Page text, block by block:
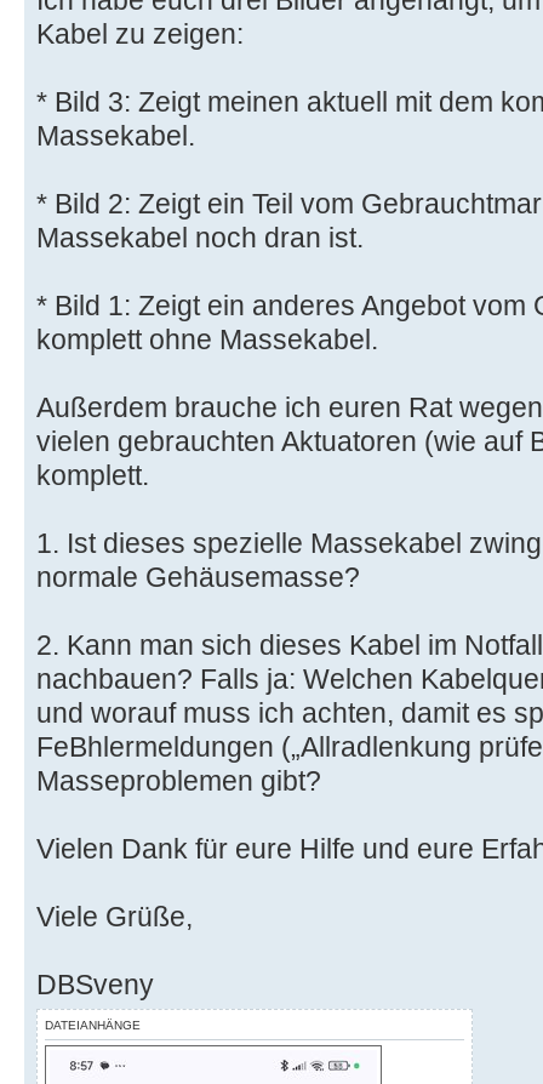
Kabel zu zeigen:
* Bild 3: Zeigt meinen aktuell mit dem
Massekabel.
* Bild 2: Zeigt ein Teil vom
Massekabel noch dran ist.
* Bild 1: Zeigt ein anderes Angebot vom
komplett ohne Massekabel.
Außerdem brauche ich euren Rat
vielen gebrauchten Aktuatoren (wie auf
komplett.
1. Ist dieses spezielle Massekabel
normale Gehäusemasse?
2. Kann man sich dieses Kabel im
nachbauen? Falls ja: Welchen
und worauf muss ich achten, damit es
FeBhlermeldungen („Allradlenkung
Masseproblemen gibt?
Vielen Dank für eure Hilfe und eure
Viele Grüße,
DBSveny
DATEIANHÄNGE